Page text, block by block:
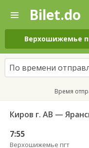
—
Поиск
и
покупка
билетов
на
автобус
онлайн
Bilet.do
Верхошижемье
По времени
Время
Киров г. АВ —
7:55
Верхошижемье пгт